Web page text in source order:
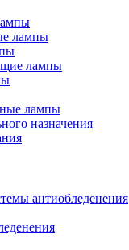
лампы
лампы
лампы
назначения
антиобледенения